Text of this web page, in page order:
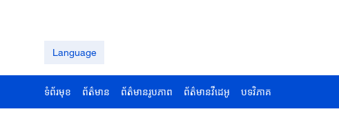
Language
ទំព័រមុខ ព័ត៌មាន ព័ត៌មានរូបភាព ព័ត៌មានវីដេអូ បទវិភាគ